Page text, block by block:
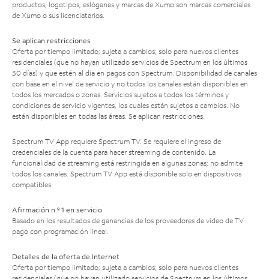
productos, logotipos, eslóganes y marcas de Xumo son marcas comerciales
de Xumo o sus licenciatarios.
Se aplican restricciones
Oferta por tiempo limitado; sujeta a cambios; solo para nuevos clientes
residenciales (que no hayan utilizado servicios de Spectrum en los últimos
30 días) y que estén al día en pagos con Spectrum. Disponibilidad de canales
con base en el nivel de servicio y no todos los canales están disponibles en
todos los mercados o zonas. Servicios sujetos a todos los términos y
condiciones de servicio vigentes, los cuales están sujetos a cambios. No
están disponibles en todas las áreas. Se aplican restricciones.
Spectrum TV App requiere Spectrum TV. Se requiere el ingreso de
credenciales de la cuenta para hacer streaming de contenido. La
funcionalidad de streaming está restringida en algunas zonas; no admite
todos los canales. Spectrum TV App está disponible solo en dispositivos
compatibles.
Afirmación n.º 1 en servicio
Basado en los resultados de ganancias de los proveedores de video de TV
pago con programación lineal.
Detalles de la oferta de Internet
Oferta por tiempo limitado; sujeta a cambios; solo para nuevos clientes